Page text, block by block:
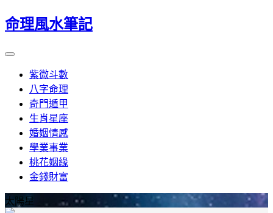
命理風水筆記
紫微斗數
八字命理
奇門遁甲
生肖星座
婚姻情感
學業事業
桃花姻緣
金錢財富
太陽星